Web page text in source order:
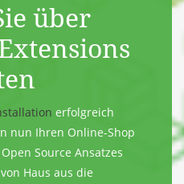
über
erfolgreich
nun Ihren Online-Shop
Source Ansatzes
Haus aus die